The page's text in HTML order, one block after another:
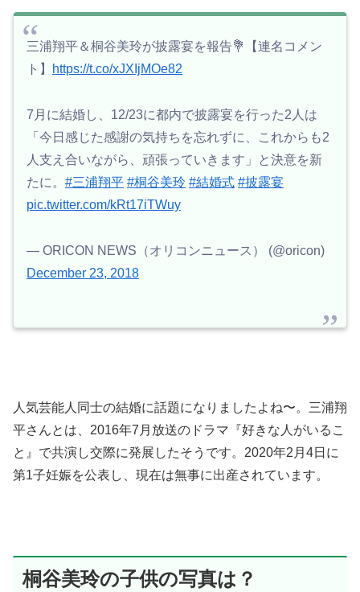
三浦翔平＆桐谷美玲が披露宴を報告💐【連名コメン
ト】
https://t.co/xJXIjMOe82
7月に結婚し、12/23に都内で披露宴を行った2人は
「今日感じた感謝の気持ちを忘れずに、これからも2
人支え合いながら、頑張っていきます」と決意を新
たに。 #三浦翔平 #桐谷美玲 #結婚式 #披露宴
pic.twitter.com/kRt17iTWuy
— ORICON NEWS（オリコンニュース） (@oricon)
December 23, 2018
人気芸能人同士の結婚に話題になりましたよね〜。三浦翔
平さんとは、2016年7月放送のドラマ『好きな人がいるこ
と』で共演し交際に発展したそうです。2020年2月4日に
第1子妊娠を公表し、現在は無事に出産されています。
桐谷美玲の子供の写真は？